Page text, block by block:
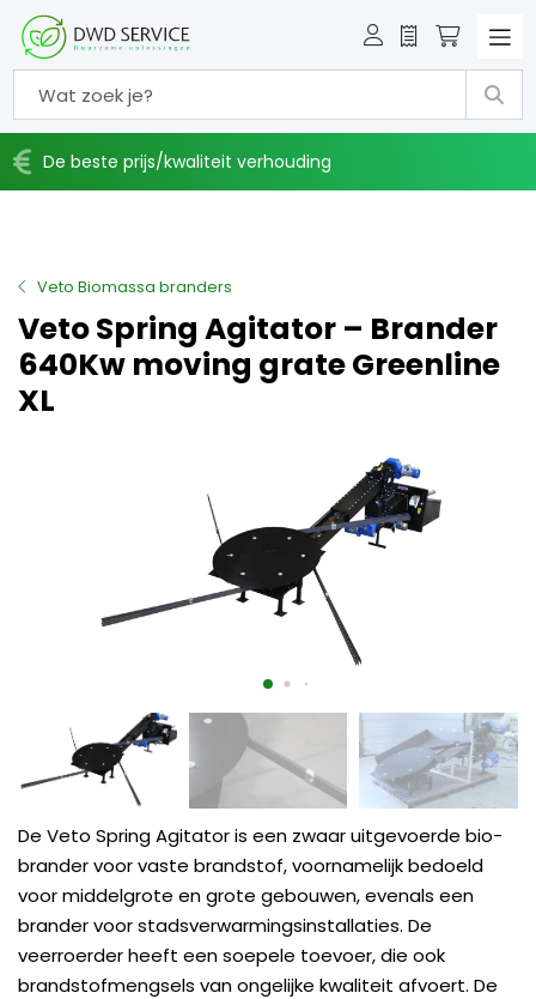
Offerte
De beste prijs/kwaliteit verhouding
Veto Biomassa branders
Veto Spring Agitator – Brander
640Kw moving grate Greenline
XL
De Veto Spring Agitator is een zwaar uitgevoerde bio-
brander voor vaste brandstof, voornamelijk bedoeld
voor middelgrote en grote gebouwen, evenals een
brander voor stadsverwarmingsinstallaties. De
veerroerder heeft een soepele toevoer, die ook
brandstofmengsels van ongelijke kwaliteit afvoert. De